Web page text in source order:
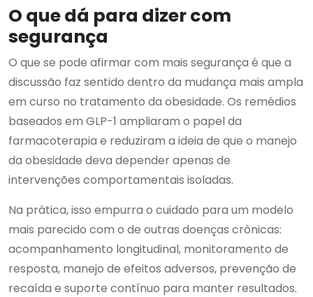
O que dá para dizer com
segurança
O que se pode afirmar com mais segurança é que a
discussão faz sentido dentro da mudança mais ampla
em curso no tratamento da obesidade. Os remédios
baseados em GLP-1 ampliaram o papel da
farmacoterapia e reduziram a ideia de que o manejo
da obesidade deva depender apenas de
intervenções comportamentais isoladas.
Na prática, isso empurra o cuidado para um modelo
mais parecido com o de outras doenças crônicas:
acompanhamento longitudinal, monitoramento de
resposta, manejo de efeitos adversos, prevenção de
recaída e suporte contínuo para manter resultados.